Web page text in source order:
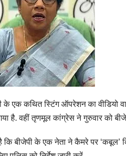
एक कथित स्टिंग ऑपरेशन का वीडियो
है. वहीं तृणमूल कांग्रेस ने गुरुवार को
है कि बीजेपी के एक नेता ने कैमरे पर